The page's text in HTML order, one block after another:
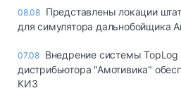
08.08 Представлены локации
для симулятора дальнобойщика
07.08 Внедрение системы TopLog
дистрибьютора "Амотивика"
КИЗ